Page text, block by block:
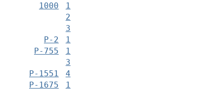
1000
1
2
3
Р-2
1
Р-755
1
3
Р-1551
4
Р-1675
1